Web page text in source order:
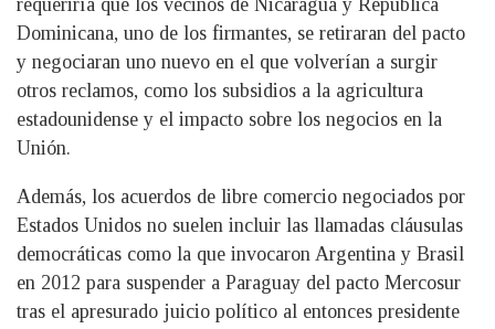
Dominicana, uno de los firmantes, se retiraran del pacto
y negociaran uno nuevo en el que volverían a surgir
otros reclamos, como los subsidios a la agricultura
estadounidense y el impacto sobre los negocios en la
Unión.
Además, los acuerdos de libre comercio negociados por
Estados Unidos no suelen incluir las llamadas cláusulas
democráticas como la que invocaron Argentina y Brasil
en 2012 para suspender a Paraguay del pacto Mercosur
tras el apresurado juicio político al entonces presidente